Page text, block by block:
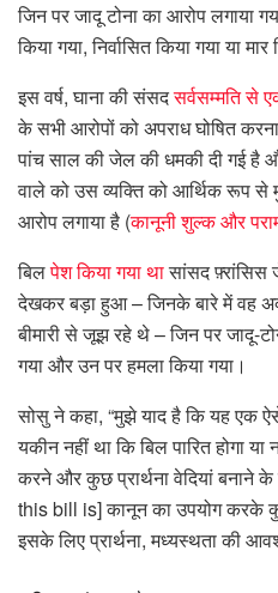
जिन पर जादू टोना का आरोप लगाया
किया गया, निर्वासित किया गया या मार
इस वर्ष, घाना की संसदसर्वसम्मति से
के सभी आरोपों को अपराध घोषित
पांच साल की जेल की धमकी दी गई है
वाले को उस व्यक्ति को आर्थिक रूप से
आरोप लगाया है (कानूनी शुल्क और
बिलपेश किया गया थासांसद फ़्रांसिस
देखकर बड़ा हुआ – जिनके बारे में वह
बीमारी से जूझ रहे थे – जिन पर जादू-
गया और उन पर हमला किया गया।
सोसु ने कहा, “मुझे याद है कि यह एक
यकीन नहीं था कि बिल पारित होगा
करने और कुछ प्रार्थना वेदियां बनाने
this bill is] कानून का उपयोग करके
इसके लिए प्रार्थना, मध्यस्थता की